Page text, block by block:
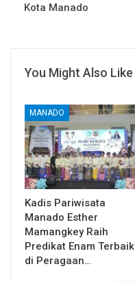
Kota Manado
You Might Also Like
MANADO
Kadis Pariwisata
Manado Esther
Mamangkey Raih
Predikat Enam Terbaik
di Peragaan…